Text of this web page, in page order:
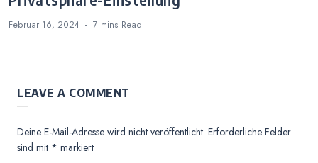
Februar 16, 2024 7 mins Read
LEAVE A COMMENT
Deine E-Mail-Adresse wird nicht veröffentlicht. Erforderliche Felder
sind mit * markiert